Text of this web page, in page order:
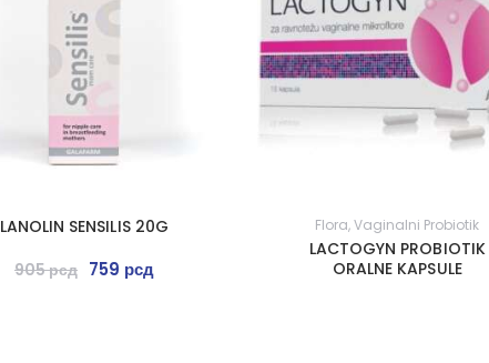
LANOLIN SENSILIS 20G
905рсд 759 рсд
Flora,Vaginalni Probiotik
LACTOGYN PROBIOTIK
ORALNE KAPSULE